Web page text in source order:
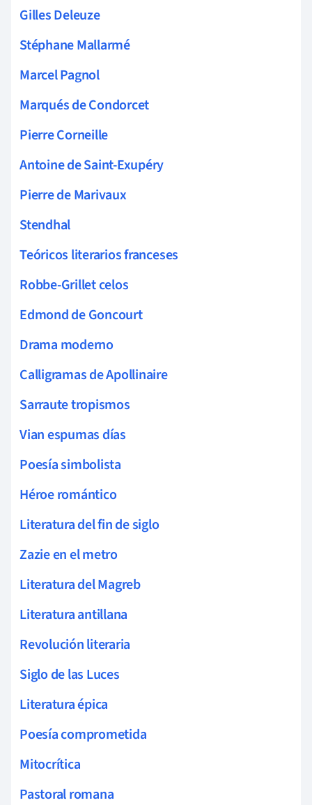
Gilles Deleuze
Stéphane Mallarmé
Marcel Pagnol
Marqués de Condorcet
Pierre Corneille
Antoine de Saint-Exupéry
Pierre de Marivaux
Stendhal
Teóricos literarios franceses
Robbe-Grillet celos
Edmond de Goncourt
Drama moderno
Calligramas de Apollinaire
Sarraute tropismos
Vian espumas días
Poesía simbolista
Héroe romántico
Literatura del fin de siglo
Zazie en el metro
Literatura del Magreb
Literatura antillana
Revolución literaria
Siglo de las Luces
Literatura épica
Poesía comprometida
Mitocrítica
Pastoral romana